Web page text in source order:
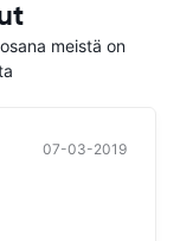
meistä on
07-03-2019